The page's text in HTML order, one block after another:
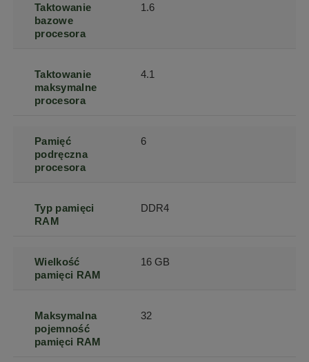
Taktowanie
bazowe
procesora
1.6
Taktowanie
maksymalne
procesora
4.1
Pamięć
podręczna
procesora
6
Typ pamięci
RAM
DDR4
Wielkość
pamięci RAM
16 GB
Maksymalna
pojemność
pamięci RAM
32